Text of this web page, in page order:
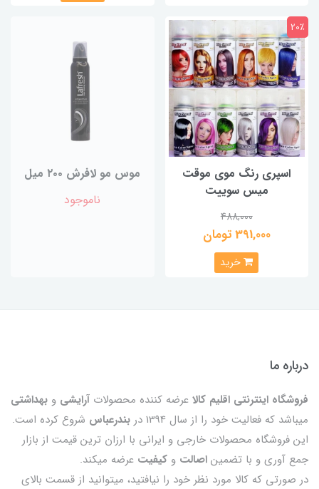
اسپری رنگ موی موقت
میس سوییت
488,000
391,000 تومان
20٪
خرید
موس مو لافرش ۲۰۰ میل
ناموجود
درباره ما
فروشگاه اینترنتی اقلیم کالا عرضه کننده محصولات آرایشی و بهداشتی
میباشد که فعالیت خود را از سال 1394 در
بندرعباس شروع کرده است.
این فروشگاه محصولات خارجی و ایرانی با ارزان ترین قیمت از بازار
جمع آوری و با تضمین اصالت و کیفیت عرضه میکند.
در صورتی که کالا مورد نظر خود را نیافتید، میتوانید از قسمت بالای